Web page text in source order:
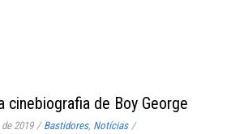
cinebiografia de Boy George
2019 / Bastidores, Notícias /